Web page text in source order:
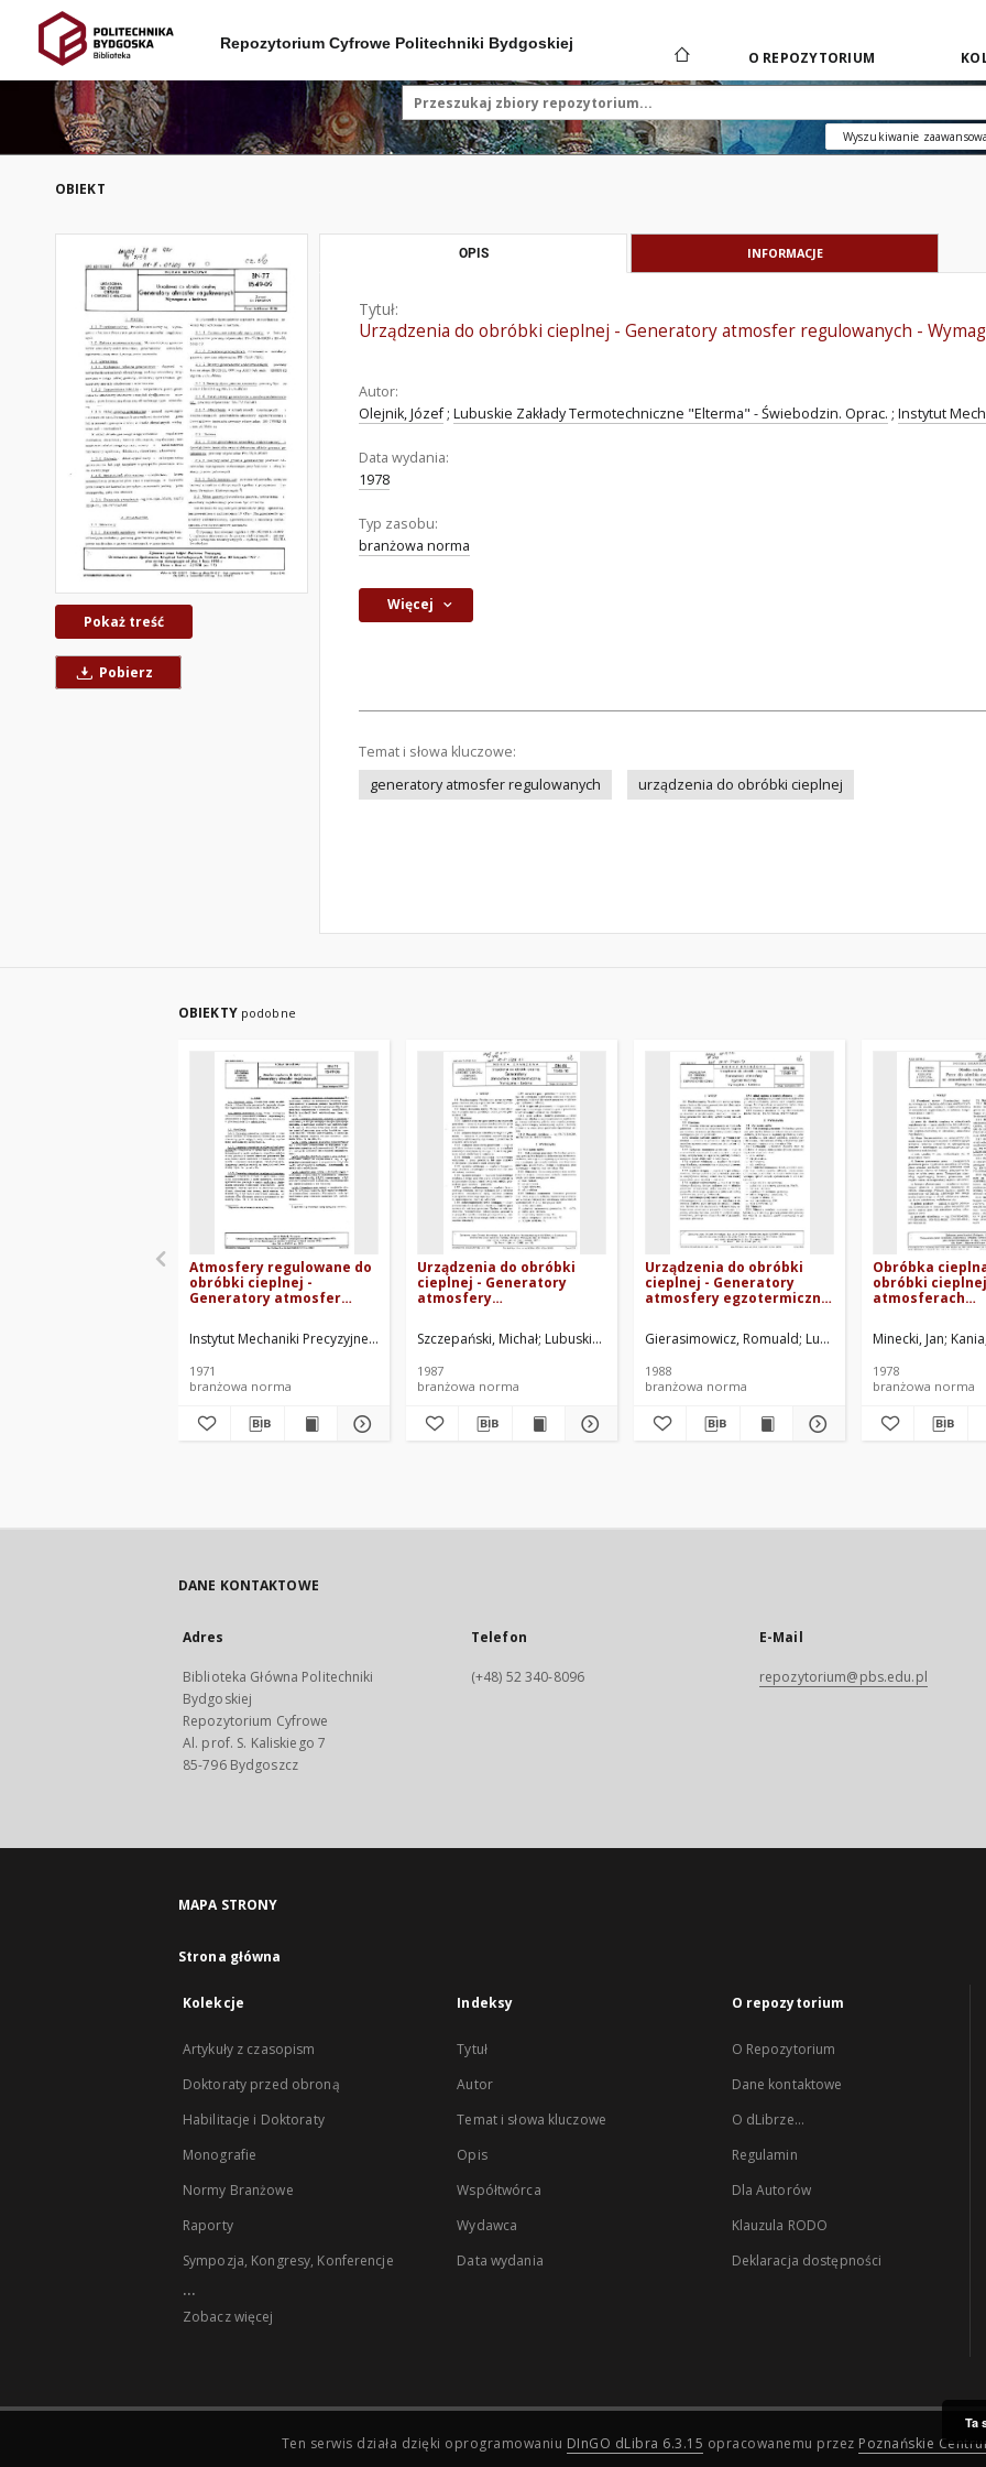
Repozytorium Cyfrowe Politechniki Bydgoskiej
O REPOZYTORIUM
Wyszukiwanie
OBIEKT
Pokaż treść
Pobierz
OPIS INFORMACJE
Tytuł:
Urządzenia do obróbki cieplnej - Generatory atmosfer regulowanych -
Autor:
Olejnik, Józef ; Lubuskie Zakłady Termotechniczne "Elterma" - Świebodzin. Oprac. ; Instytut
Data wydania:
1978
Typ zasobu:
branżowa norma
Więcej
Temat i słowa kluczowe:
generatory atmosfer regulowanych
urządzenia do obróbki cieplnej
OBIEKTY podobne
Atmosfery regulowane do
obróbki cieplnej -
Generatory atmosfer
i klasyfikacja BN-71/1549-
06
Instytut Mechaniki Precyzyjnej. Oprac.
1971
branżowa norma
Urządzenia do obróbki
cieplnej - Generatory
atmosfery
Wymagania i badania BN-
86/1549-16
Szczepański, Michał Lubuskie Zakłady Termotechniczne "Elterma" - Świebodzin. Oprac.
1987
branżowa norma
Urządzenia do obróbki
cieplnej - Generatory
atmosfery egzotermicznej
Gierasimowicz, Romuald Lubuskie Zakłady
1988
branżowa norma
Obróbka
obróbki
atmosferach
Wymagania i
77/1549-07
Minecki, Jan
1978
branżowa norma
DANE KONTAKTOWE
Adres
Biblioteka Główna Politechniki
Bydgoskiej
Repozytorium Cyfrowe
Al. prof. S. Kaliskiego 7
85-796 Bydgoszcz
Telefon
(+48) 52 340-8096
E-Mail
repozytorium@pbs.edu.pl
MAPA STRONY
Strona główna
Kolekcje
Artykuły z czasopism
Doktoraty przed obroną
Habilitacje i Doktoraty
Monografie
Normy Branżowe
Raporty
Sympozja, Kongresy, Konferencje
...
Zobacz więcej
Indeksy
Tytuł
Autor
Temat i słowa kluczowe
Opis
Współtwórca
Wydawca
Data wydania
O repozytorium
O Repozytorium
Dane kontaktowe
O dLibrze...
Regulamin
Dla Autorów
Klauzula RODO
Deklaracja dostępności
Ten serwis działa dzięki oprogramowaniu DInGO dLibra 6.3.15 opracowanemu przez Poznańskie
Ta